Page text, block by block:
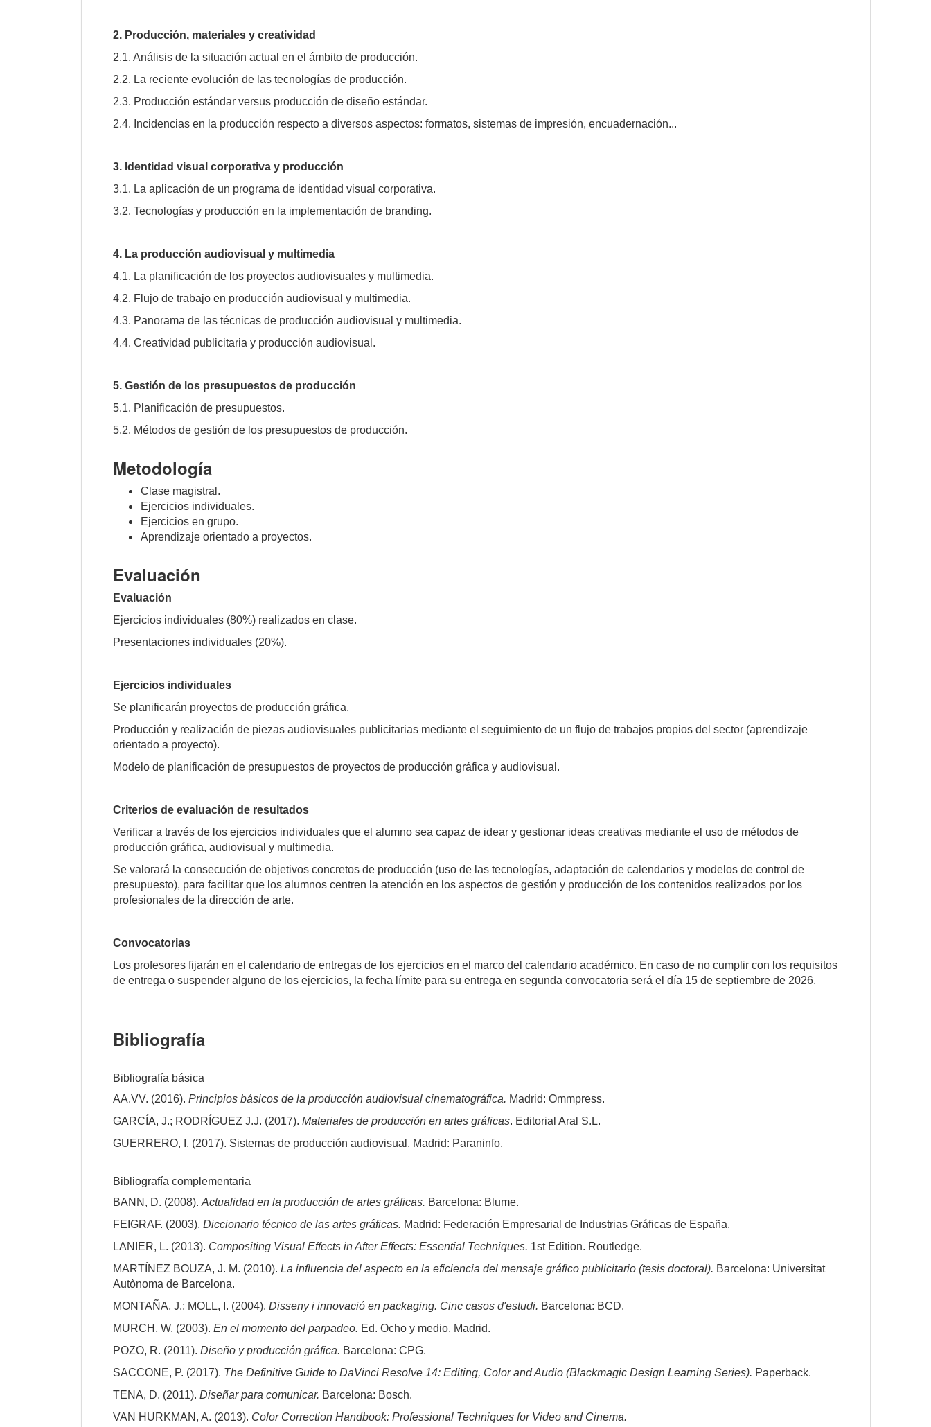
2. Producción, materiales y creatividad
2.1. Análisis de la situación actual en el ámbito de producción.
2.2. La reciente evolución de las tecnologías de producción.
2.3. Producción estándar versus producción de diseño estándar.
2.4. Incidencias en la producción respecto a diversos aspectos: formatos, sistemas de impresión, encuadernación...
3. Identidad visual corporativa y producción
3.1. La aplicación de un programa de identidad visual corporativa.
3.2. Tecnologías y producción en la implementación de branding.
4. La producción audiovisual y multimedia
4.1. La planificación de los proyectos audiovisuales y multimedia.
4.2. Flujo de trabajo en producción audiovisual y multimedia.
4.3. Panorama de las técnicas de producción audiovisual y multimedia.
4.4. Creatividad publicitaria y producción audiovisual.
5. Gestión de los presupuestos de producción
5.1. Planificación de presupuestos.
5.2. Métodos de gestión de los presupuestos de producción.
Metodología
Clase magistral.
Ejercicios individuales.
Ejercicios en grupo.
Aprendizaje orientado a proyectos.
Evaluación
Evaluación
Ejercicios individuales (80%) realizados en clase.
Presentaciones individuales (20%).
Ejercicios individuales
Se planificarán proyectos de producción gráfica.
Producción y realización de piezas audiovisuales publicitarias mediante el seguimiento de un flujo de trabajos propios del sector (aprendizaje
orientado a proyecto).
Modelo de planificación de presupuestos de proyectos de producción gráfica y audiovisual.
Criterios de evaluación de resultados
Verificar a través de los ejercicios individuales que el alumno sea capaz de idear y gestionar ideas creativas mediante el uso de métodos de
producción gráfica, audiovisual y multimedia.
Se valorará la consecución de objetivos concretos de producción (uso de las tecnologías, adaptación de calendarios y modelos de control de
presupuesto), para facilitar que los alumnos centren la atención en los aspectos de gestión y producción de los contenidos realizados por los
profesionales de la dirección de arte.
Convocatorias
Los profesores fijarán en el calendario de entregas de los ejercicios en el marco del calendario académico. En caso de no cumplir con los requisitos
de entrega o suspender alguno de los ejercicios, la fecha límite para su entrega en segunda convocatoria será el día 15 de septiembre de 2026.
Bibliografía
Bibliografía básica
AA.VV. (2016). Principios básicos de la producción audiovisual cinematográfica. Madrid: Ommpress.
GARCÍA, J.; RODRÍGUEZ J.J. (2017). Materiales de producción en artes gráficas. Editorial Aral S.L.
GUERRERO, I. (2017). Sistemas de producción audiovisual. Madrid: Paraninfo.
Bibliografía complementaria
BANN, D. (2008). Actualidad en la producción de artes gráficas. Barcelona: Blume.
FEIGRAF. (2003). Diccionario técnico de las artes gráficas. Madrid: Federación Empresarial de Industrias Gráficas de España.
LANIER, L. (2013). Compositing Visual Effects in After Effects: Essential Techniques. 1st Edition. Routledge.
MARTÍNEZ BOUZA, J. M. (2010). La influencia del aspecto en la eficiencia del mensaje gráfico publicitario (tesis doctoral). Barcelona: Universitat
Autònoma de Barcelona.
MONTAÑA, J.; MOLL, I. (2004). Disseny i innovació en packaging. Cinc casos d'estudi. Barcelona: BCD.
MURCH, W. (2003). En el momento del parpadeo. Ed. Ocho y medio. Madrid.
POZO, R. (2011). Diseño y producción gráfica. Barcelona: CPG.
SACCONE, P. (2017). The Definitive Guide to DaVinci Resolve 14: Editing, Color and Audio (Blackmagic Design Learning Series). Paperback.
TENA, D. (2011). Diseñar para comunicar. Barcelona: Bosch.
VAN HURKMAN, A. (2013). Color Correction Handbook: Professional Techniques for Video and Cinema.